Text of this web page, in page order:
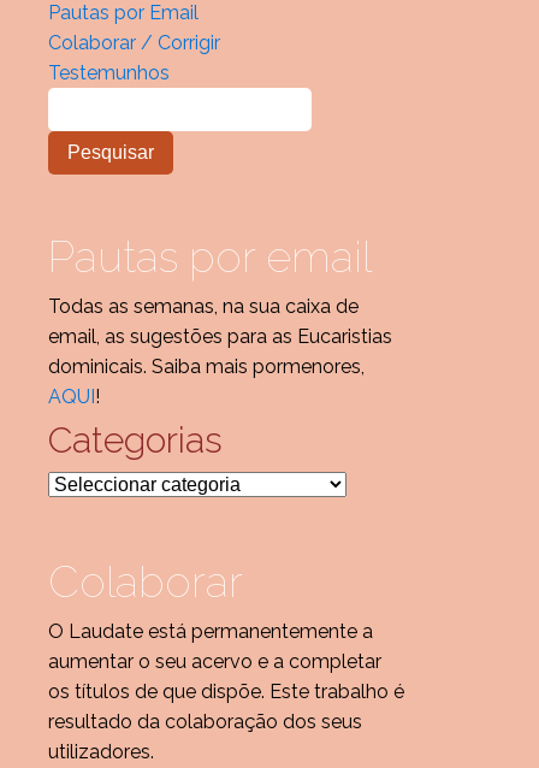
Pautas por Email
Colaborar / Corrigir
Testemunhos
Pautas por email
Todas as semanas, na sua caixa de
email, as sugestões para as Eucaristias
dominicais. Saiba mais pormenores,
AQUI !
Categorias
Categorias
Colaborar
O Laudate está permanentemente a
aumentar o seu acervo e a completar
os títulos de que dispõe. Este trabalho é
resultado da colaboração dos seus
utilizadores.